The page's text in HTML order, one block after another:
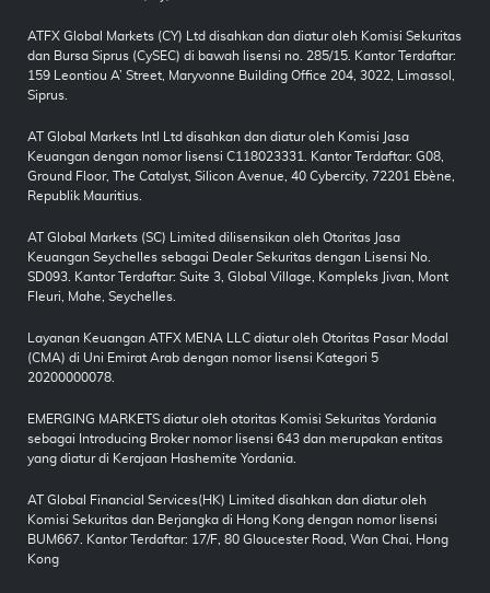
ATFX Global Markets (CY) Ltd disahkan dan diatur oleh Komisi Sekuritas
dan Bursa Siprus (CySEC) di bawah lisensi no. 285/15. Kantor Terdaftar:
159 Leontiou A’ Street, Maryvonne Building Office 204, 3022, Limassol,
Siprus.
AT Global Markets Intl Ltd disahkan dan diatur oleh Komisi Jasa
Keuangan dengan nomor lisensi C118023331. Kantor Terdaftar: G08,
Ground Floor, The Catalyst, Silicon Avenue, 40 Cybercity, 72201 Ebène,
Republik Mauritius.
AT Global Markets (SC) Limited dilisensikan oleh Otoritas Jasa
Keuangan Seychelles sebagai Dealer Sekuritas dengan Lisensi No.
SD093. Kantor Terdaftar: Suite 3, Global Village, Kompleks Jivan, Mont
Fleuri, Mahe, Seychelles.
Layanan Keuangan ATFX MENA LLC diatur oleh Otoritas Pasar Modal
(CMA) di Uni Emirat Arab dengan nomor lisensi Kategori 5
20200000078.
EMERGING MARKETS diatur oleh otoritas Komisi Sekuritas Yordania
sebagai Introducing Broker nomor lisensi 643 dan merupakan entitas
yang diatur di Kerajaan Hashemite Yordania.
AT Global Financial Services(HK) Limited disahkan dan diatur oleh
Komisi Sekuritas dan Berjangka di Hong Kong dengan nomor lisensi
BUM667. Kantor Terdaftar: 17/F, 80 Gloucester Road, Wan Chai, Hong
Kong